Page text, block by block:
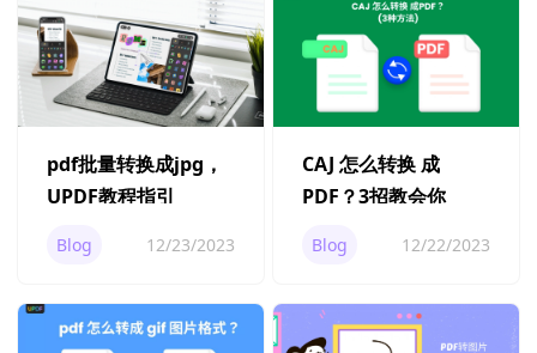
pdf批量转换成jpg，
UPDF教程指引
Blog 12/23/2023
CAJ 怎么转换 成
PDF？3招教会你
Blog 12/22/2023